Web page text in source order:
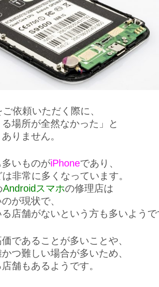
依頼いただく際に、
場所が全然なかった」と
りません。
いものがiPhoneであり、
非常に多くなっています。
Androidスマホの修理店は
が現状で、
店舗がないという方も多いよう
であることが多いことや、
つ難しい場合が多いため、
舗もあるようです。